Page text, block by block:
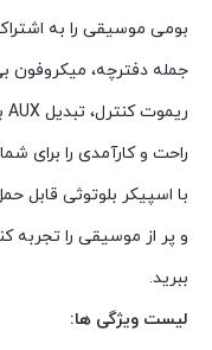
بومی موسیقی را به اشتراک
راحت و کارآمدی را برای
و پر از موسیقی را
ببرید.
لیست ویژگی ها: